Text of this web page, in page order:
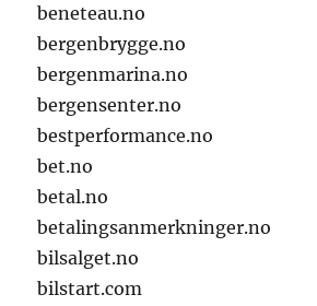
beneteau.no
bergenbrygge.no
bergenmarina.no
bergensenter.no
bestperformance.no
bet.no
betal.no
betalingsanmerkninger.no
bilsalget.no
bilstart.com